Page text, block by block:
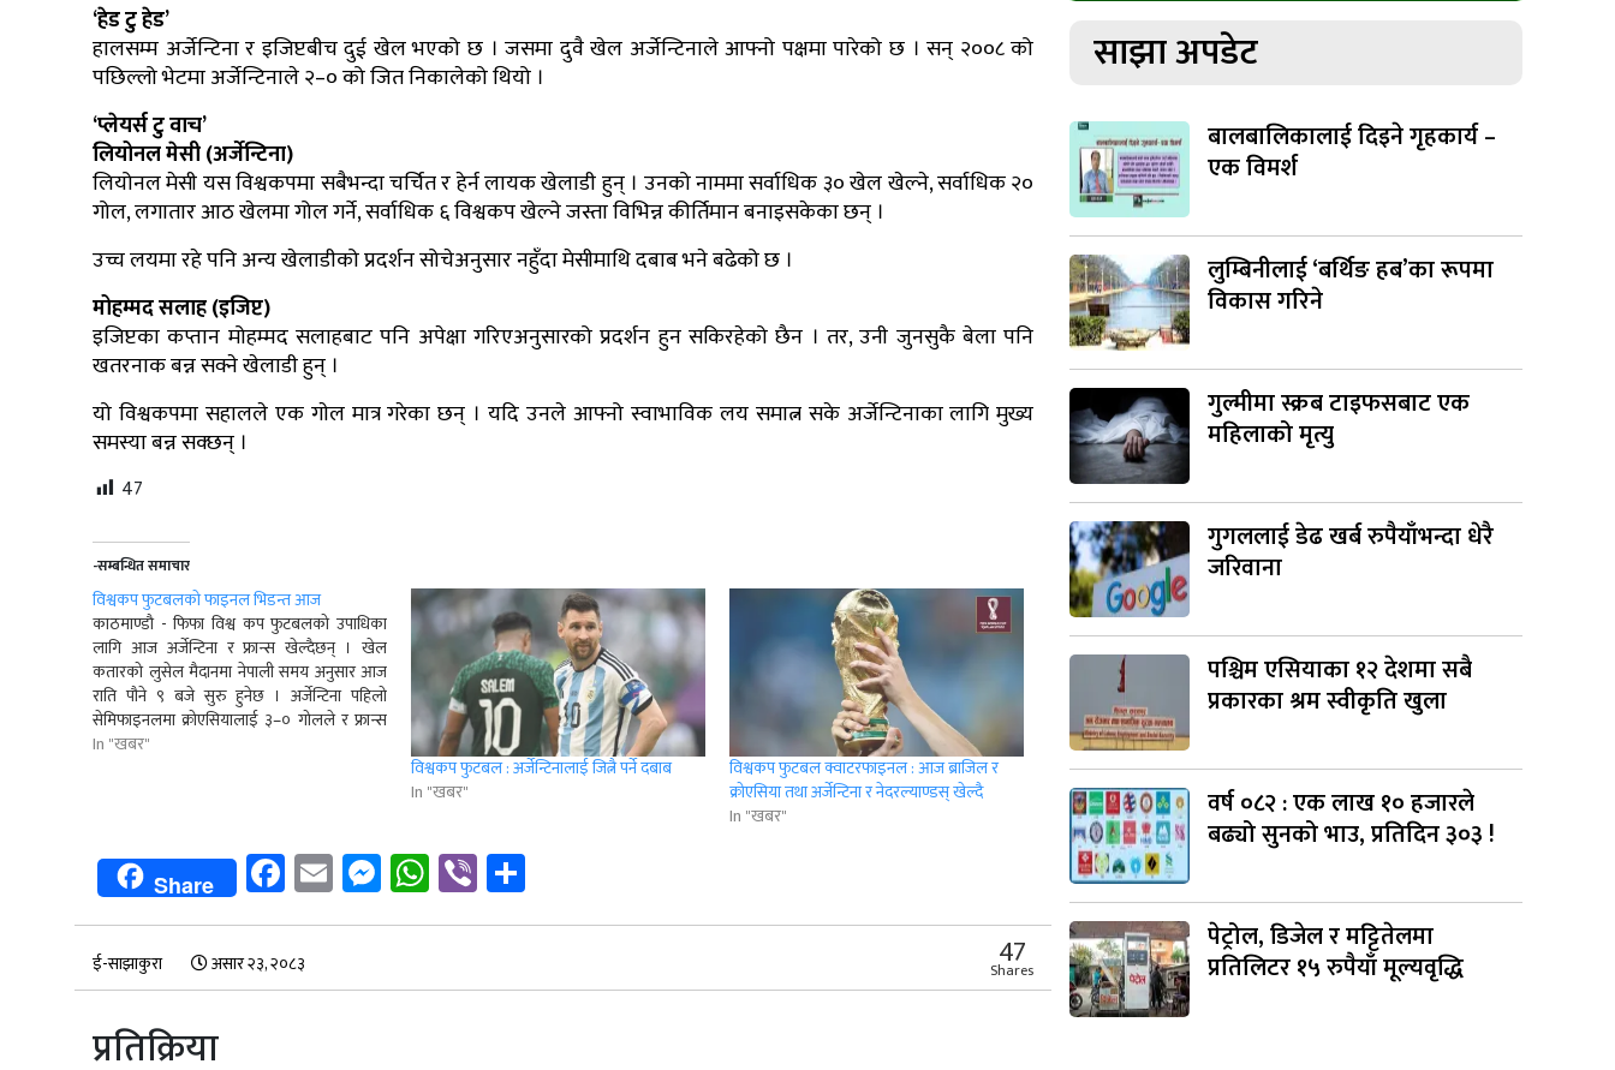
‘हेड टु हेड’
हालसम्म अर्जेन्टिना र इजिप्टबीच दुई खेल भएको छ । जसमा दुवै खेल अर्जेन्टिनाले आफ्नो पक्षमा पारेको छ । सन् २००८ को
पछिल्लो भेटमा अर्जेन्टिनाले २–० को जित निकालेको थियो ।
‘प्लेयर्स टु वाच’
लियोनल मेसी (अर्जेन्टिना)
लियोनल मेसी यस विश्वकपमा सबैभन्दा चर्चित र हेर्न लायक खेलाडी हुन् । उनको नाममा सर्वाधिक ३० खेल खेल्ने, सर्वाधिक २०
गोल, लगातार आठ खेलमा गोल गर्ने, सर्वाधिक ६ विश्वकप खेल्ने जस्ता विभिन्न कीर्तिमान बनाइसकेका छन् ।
उच्च लयमा रहे पनि अन्य खेलाडीको प्रदर्शन सोचेअनुसार नहुँदा मेसीमाथि दबाब भने बढेको छ ।
मोहम्मद सलाह (इजिप्ट)
इजिप्टका कप्तान मोहम्मद सलाहबाट पनि अपेक्षा गरिएअनुसारको प्रदर्शन हुन सकिरहेको छैन । तर, उनी जुनसुकै बेला पनि
खतरनाक बन्न सक्ने खेलाडी हुन् ।
यो विश्वकपमा सहालले एक गाेल मात्र गरेका छन् । यदि उनले आफ्नो स्वाभाविक लय समात्न सके अर्जेन्टिनाका लागि मुख्य
समस्या बन्न सक्छन् ।
47
-सम्बन्धित समाचार
विश्वकप फुटबलकाे फाइनल भिडन्त आज
काठमाण्डाै - फिफा विश्व कप फुटबलको उपाधिका
लागि आज अर्जेन्टिना र फ्रान्स खेल्दैछन् । खेल
कतारको लुसेल मैदानमा नेपाली समय अनुसार आज
राति पौने ९ बजे सुरु हुनेछ । अर्जेन्टिना पहिलो
सेमिफाइनलमा क्रोएसियालाई ३–० गोलले र फ्रान्स
दोस्रो सेमिफाइनलमा मोरक्कोलाई २–० गोलले
In "खबर"
विश्वकप फुटबल : अर्जेन्टिनालाई जित्नै पर्ने दबाब
In "खबर"
विश्वकप फुटबल क्वाटरफाइनल : आज ब्राजिल र
क्रोएसिया तथा अर्जेन्टिना र नेदरल्याण्डस् खेल्दै
In "खबर"
Share Facebook
EmailMessenger
WhatsApp
Viber
ई-साझाकुरा असार २३, २०८३ 47
Shares
प्रतिक्रिया
साझा अपडेट
बालबालिकालाई दिइने गृहकार्य –
एक विमर्श
लुम्बिनीलाई ‘बर्थिङ हब’का रूपमा
विकास गरिने
गुल्मीमा स्क्रब टाइफसबाट एक
महिलाको मृत्यु
गुगललाई डेढ खर्ब रुपैयाँभन्दा धेरै
जरिवाना
पश्चिम एसियाका १२ देशमा सबै
प्रकारका श्रम स्वीकृति खुला
वर्ष ०८२ : एक लाख १० हजारले
बढ्यो सुनको भाउ, प्रतिदिन ३०३ !
पेट्रोल, डिजेल र मट्टितेलमा
प्रतिलिटर १५ रुपैयाँ मूल्यवृद्धि